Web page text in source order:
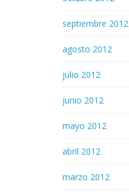
septiembre 2012
agosto 2012
julio 2012
junio 2012
mayo 2012
abril 2012
marzo 2012